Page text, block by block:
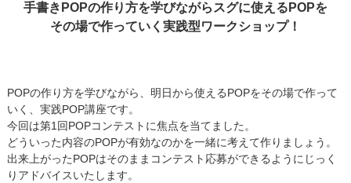
手書きPOPの作り方を学びながらスグに使えるPOPを
その場で作っていく実践型ワークショップ！
POPの作り方を学びながら、明日から使えるPOPをその場で作って
いく、実践POP講座です。
今回は第1回POPコンテストに焦点を当てました。
どういった内容のPOPが有効なのかを一緒に考えて作りましょう。
出来上がったPOPはそのままコンテスト応募ができるようにじっく
りアドバイスいたします。